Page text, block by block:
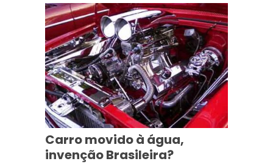
Carro movido à água,
invenção Brasileira?